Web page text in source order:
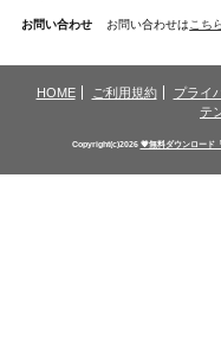
お問い合わせ お問い合わせは こち
HOME ご利用規約 プライ
テ
Copyright(c)2026 💗無料ダウンロード